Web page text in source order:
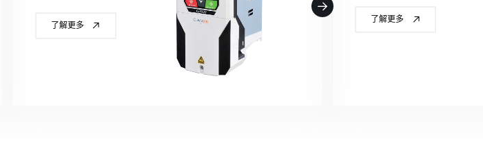
了解更多
了解更多